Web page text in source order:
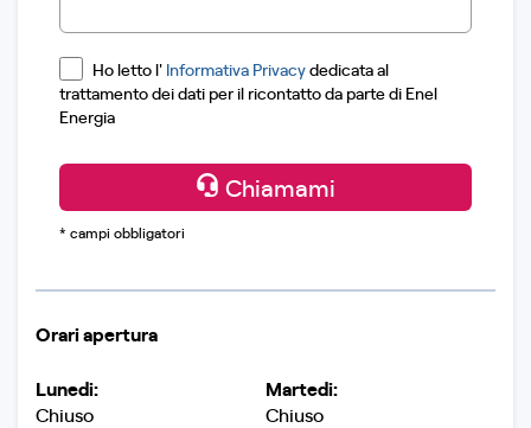
Ho letto l' Informativa Privacydedicata al
trattamento dei dati per il ricontatto da parte di Enel
Energia
Chiamami
* campi obbligatori
Orari apertura
Lunedi:
Chiuso
Martedi:
Chiuso